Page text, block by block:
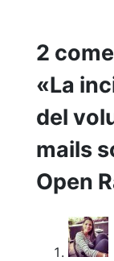
2
«La
del
mails
Open